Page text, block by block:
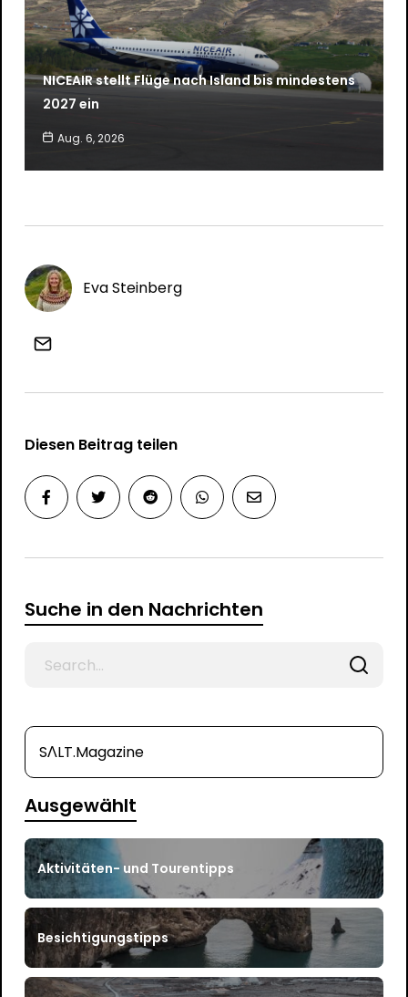
NICEAIR stellt Flüge nach Island bis mindestens
2027 ein
Aug. 6, 2026
Eva Steinberg
Diesen Beitrag teilen
Suche in den Nachrichten
SΛLT.Magazine
Ausgewählt
Aktivitäten- und Tourentipps
Besichtigungstipps